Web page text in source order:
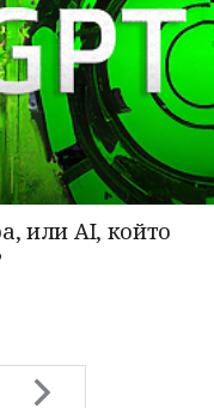
или AI, който